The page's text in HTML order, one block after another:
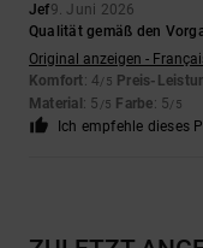
Jef9. Juni 2026
Qualität gemäß den
Original anzeigen -
Komfort: 4/5 Preis-
Material : 5 /5 Farbe: 5/5
Ich empfehle dieses